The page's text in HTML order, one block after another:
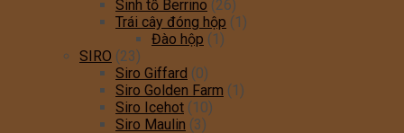
Sinh tố Berrino (26)
Trái cây đóng hộp (1)
Đào hộp (1)
SIRO (23)
Siro Giffard (0)
Siro Golden Farm (1)
Siro Icehot (10)
Siro Maulin (3)